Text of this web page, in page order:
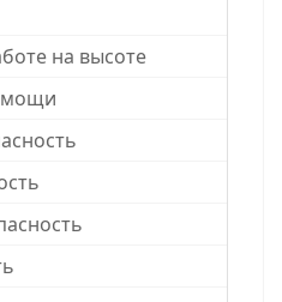
на высоте